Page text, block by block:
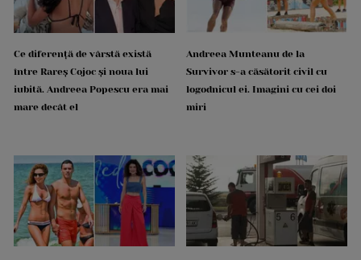
Ce diferență de vârstă există
între Rareș Cojoc și noua lui
iubită. Andreea Popescu era mai
mare decât el
Andreea Munteanu de la
Survivor s-a căsătorit civil cu
logodnicul ei. Imagini cu cei doi
miri